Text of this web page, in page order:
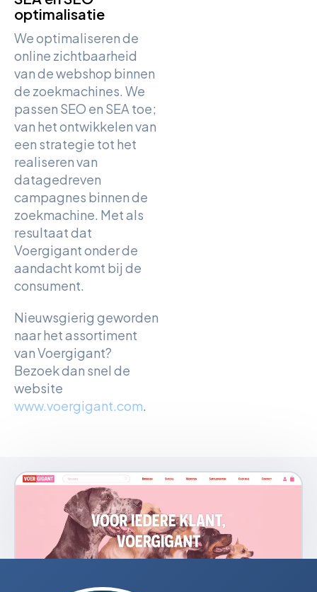
optimalisatie
We optimaliseren de
online zichtbaarheid
van de webshop binnen
de zoekmachines. We
passen SEO en SEA toe;
van het ontwikkelen van
een strategie tot het
realiseren van
datagedreven
campagnes binnen de
zoekmachine. Met als
resultaat dat
Voergigant onder de
aandacht komt bij de
consument.
Nieuwsgierig geworden
naar het assortiment
van Voergigant?
Bezoek dan snel de
website
www.voergigant.com.